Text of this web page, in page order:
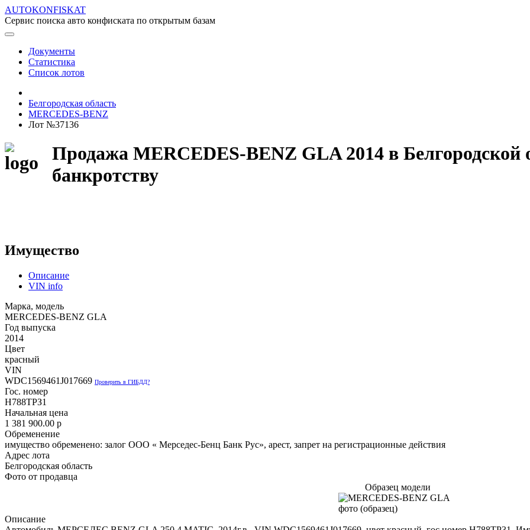
AUTOKONFISKAT
Сервис поиска авто конфиската по открытым базам
Документы
Статистика
Список лотов
Белгородская область
MERCEDES-BENZ
Лот №37136
Продажа MERCEDES-BENZ GLA 2014 в Белгородской
банкротству
Имущество
Описание
VIN info
Марка, модель
MERCEDES-BENZ GLA
Год выпуска
2014
Цвет
красный
VIN
WDC1569461J017669 Проверить в ГИБДД?
Гос. номер
Н788ТРЗ1
Начальная цена
1 381 900.00 p
Обременение
имущество обременено: залог ООО « Мерседес-Бенц Банк Рус», арест, запрет на регистрационные действия
Адрес лота
Белгородская область
Фото от продавца
Образец модели
Описание